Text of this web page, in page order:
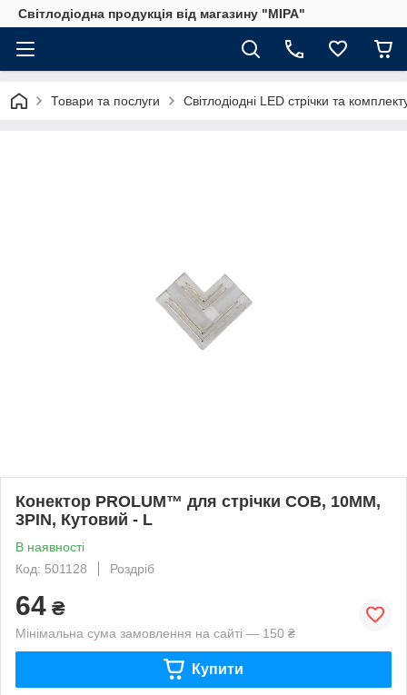
Світлодіодна продукція від магазину "МІРА"
Товари та послуги Світлодіодні LED стрічки та
Конектор PROLUM™ для стрічки COB, 10ММ,
3PIN, Кутовий - L
В наявності
Код: 501128
Роздріб
64 ₴
Мінімальна сума замовлення на сайті — 150 ₴
Купити